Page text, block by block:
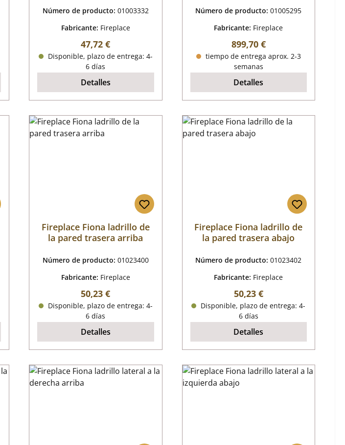
Número de producto: 01003332
Fabricante: Fireplace
Precio normal:
47,72 €
Disponible, plazo de entrega: 4-
6 días
Detalles
Número de producto:01005295
Fabricante: Fireplace
Precio normal:
899,70 €
tiempo de entrega aprox. 2-3
semanas
Detalles
Fireplace Fiona ladrillo de
la pared trasera arriba
Número de producto: 01023400
Fabricante: Fireplace
Precio normal:
50,23 €
Disponible, plazo de entrega: 4-
6 días
Detalles
Fireplace Fiona ladrillo de
la pared trasera abajo
Número de producto:01023402
Fabricante: Fireplace
Precio normal:
50,23 €
Disponible, plazo de entrega: 4-
6 días
Detalles